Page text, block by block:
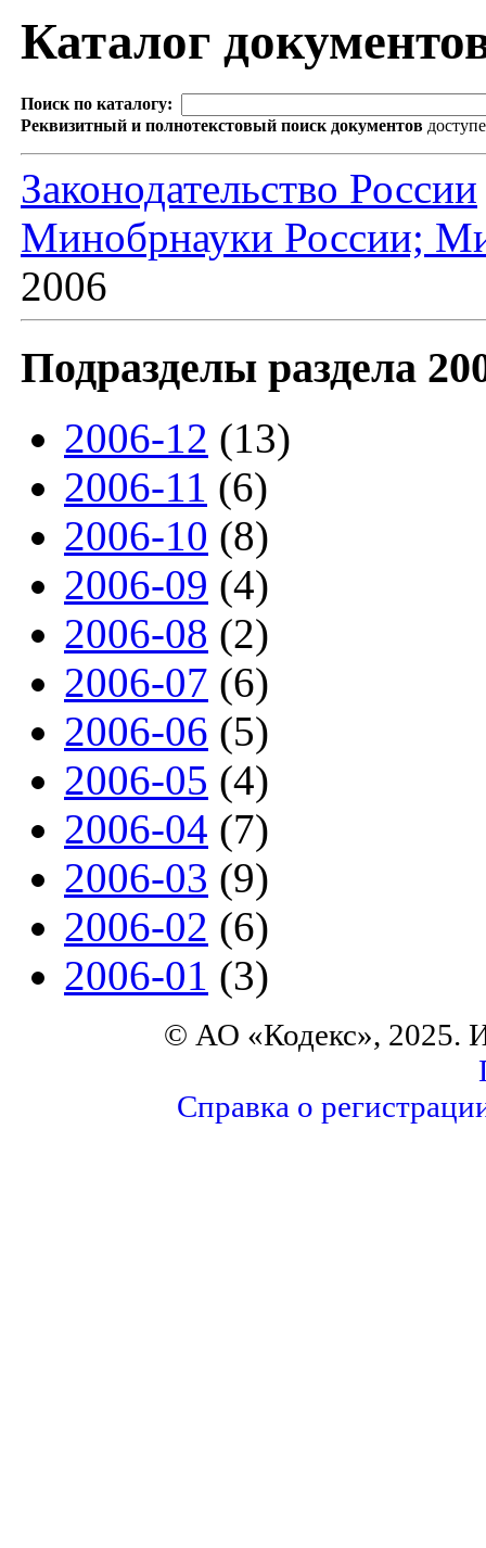
Каталог
Поиск по каталогу:
Реквизитный и полнотекстовый поиск документов
Законодательство России
Минобрнауки России;
2006
Подразделы раздела
2006-12 (13)
2006-11 (6)
2006-10 (8)
2006-09 (4)
2006-08 (2)
2006-07 (6)
2006-06 (5)
2006-05 (4)
2006-04 (7)
2006-03 (9)
2006-02 (6)
2006-01 (3)
© АО «Кодекс», 2025.
Справка о